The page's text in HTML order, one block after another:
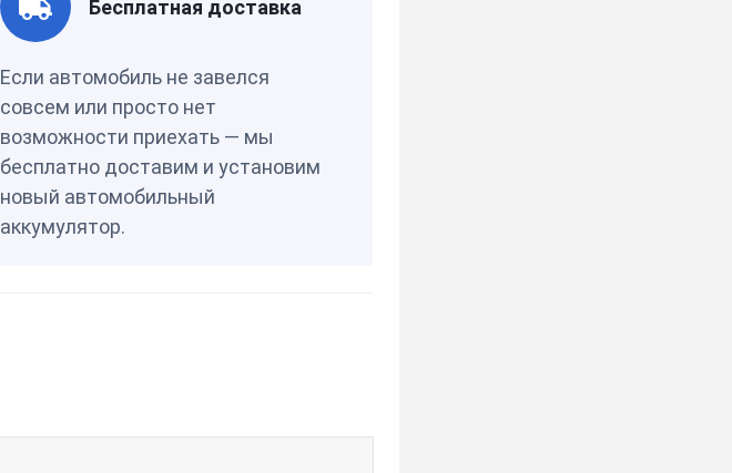
Бесплатная доставка
Если автомобиль не завелся
совсем или просто нет
возможности приехать — мы
бесплатно доставим и установим
новый автомобильный
аккумулятор.